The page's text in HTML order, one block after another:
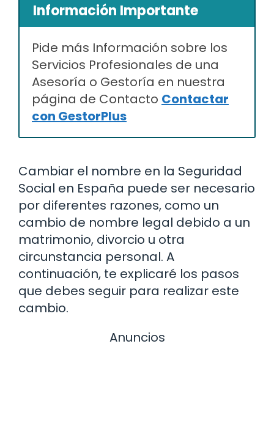
Información Importante
Pide más Información sobre los
Servicios Profesionales de una
Asesoría o Gestoría en nuestra
página de Contacto Contactar
con GestorPlus
Cambiar el nombre en la Seguridad
Social en España puede ser necesario
por diferentes razones, como un
cambio de nombre legal debido a un
matrimonio, divorcio u otra
circunstancia personal. A
continuación, te explicaré los pasos
que debes seguir para realizar este
cambio.
Anuncios